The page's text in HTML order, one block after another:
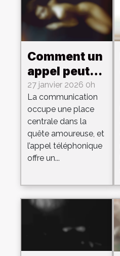
Comment un
appel peut-il
faciliter la
rencontre
amoureuse ?
27 janvier 2026 0h
La communication
occupe une place
centrale dans la
quête amoureuse, et
l’appel téléphonique
offre un...